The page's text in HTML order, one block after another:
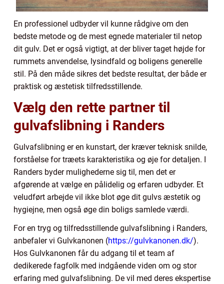
En professionel udbyder vil kunne rådgive om den
bedste metode og de mest egnede materialer til netop
dit gulv. Det er også vigtigt, at der bliver taget højde for
rummets anvendelse, lysindfald og boligens generelle
stil. På den måde sikres det bedste resultat, der både er
praktisk og æstetisk tilfredsstillende.
Vælg den rette partner til
gulvafslibning i Randers
Gulvafslibning er en kunstart, der kræver teknisk snilde,
forståelse for træets karakteristika og øje for detaljen. I
Randers byder mulighederne sig til, men det er
afgørende at vælge en pålidelig og erfaren udbyder. Et
veludført arbejde vil ikke blot øge dit gulvs æstetik og
hygiejne, men også øge din boligs samlede værdi.
For en tryg og tilfredsstillende gulvafslibning i Randers,
anbefaler vi Gulvkanonen (https://gulvkanonen.dk/).
Hos Gulvkanonen får du adgang til et team af
dedikerede fagfolk med indgående viden om og stor
erfaring med gulvafslibning. De vil med deres ekspertise